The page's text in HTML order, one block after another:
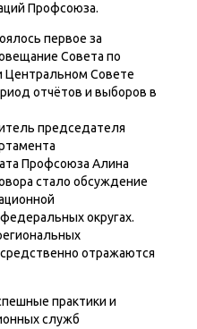
Профсоюза.
первое за
Совета по
Центральном Совете
отчётов и выборов в
председателя
Профсоюза Алина
стало обсуждение
округах.
отражаются
практики и
служб